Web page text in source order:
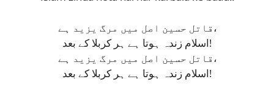
قاتل حسین اصل میں مرگ یزید ہے،
اسلام زندہ ہوتا ہے ہر کربلا کے بعد!
قاتل حسین اصل میں مرگ یزید ہے،
اسلام زندہ ہوتا ہے ہر کربلا کے بعد!